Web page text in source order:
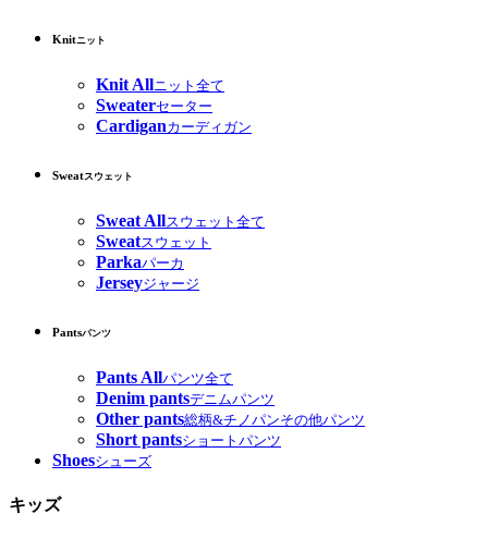
Knitニット
Knit Allニット全て
Sweaterセーター
Cardiganカーディガン
Sweatスウェット
Sweat Allスウェット全て
Sweatスウェット
Parkaパーカ
Jerseyジャージ
Pantsパンツ
Pants Allパンツ全て
Denim pantsデニムパンツ
Other pants総柄&チノパンその他パンツ
Short pantsショートパンツ
Shoesシューズ
キッズ